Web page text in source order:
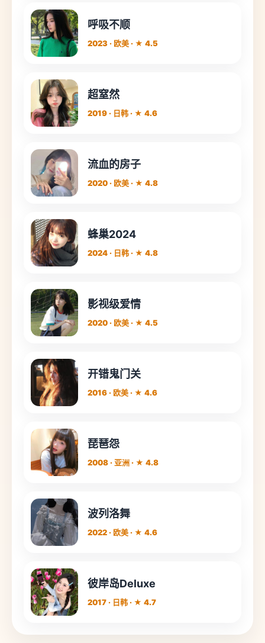
呼吸不顺
2023 · 欧美 · ★ 4.5
超窒然
2019 · 日韩 · ★ 4.6
流血的房子
2020 · 欧美 · ★ 4.8
蜂巢2024
2024 · 日韩 · ★ 4.8
影视级爱情
2020 · 欧美 · ★ 4.5
开错鬼门关
2016 · 欧美 · ★ 4.6
琵琶怨
2008 · 亚洲 · ★ 4.8
波列洛舞
2022 · 欧美 · ★ 4.6
彼岸岛Deluxe
2017 · 日韩 · ★ 4.7